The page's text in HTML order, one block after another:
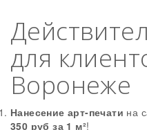
для
Воронеже
Нанесение арт-печати на
350 руб за 1 м²!